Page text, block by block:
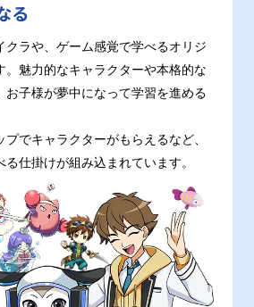
る
クラや、ゲーム感覚で学べるオリジ
。魅力的なキャラクターや本格的な
お子様が夢中になって学習を進める
でキャラクターがもらえるなど、
仕掛けが組み込まれています。